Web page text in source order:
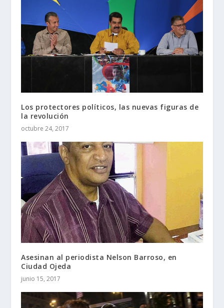
Los protectores políticos, las nuevas figuras de
la revolución
octubre 24, 2017
Asesinan al periodista Nelson Barroso, en
Ciudad Ojeda
junio 15, 2017